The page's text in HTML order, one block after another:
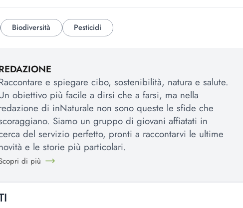
Biodiversità Pesticidi
e spiegare cibo, sostenibilità, natura e salute.
obiettivo più facile a dirsi che a farsi, ma nella
di inNaturale non sono queste le sfide che
Siamo un gruppo di giovani affiatati in
del servizio perfetto, pronti a raccontarvi le ultime
e le storie più particolari.
di più